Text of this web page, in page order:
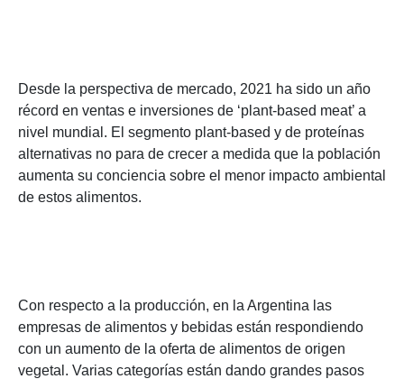
Desde la perspectiva de mercado, 2021 ha sido un año
récord en ventas e inversiones de ‘plant-based meat’ a
nivel mundial. El segmento plant-based y de proteínas
alternativas no para de crecer a medida que la población
aumenta su conciencia sobre el menor impacto ambiental
de estos alimentos.
Con respecto a la producción, en la Argentina las
empresas de alimentos y bebidas están respondiendo
con un aumento de la oferta de alimentos de origen
vegetal. Varias categorías están dando grandes pasos